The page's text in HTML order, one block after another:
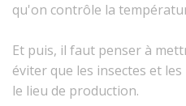
qu'on contrôle la
Et puis, il faut penser à
éviter que les insectes et
le lieu de production.